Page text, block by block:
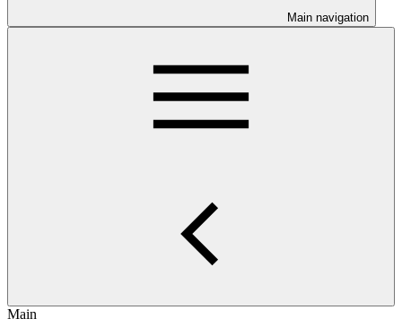
Main navigation
Main